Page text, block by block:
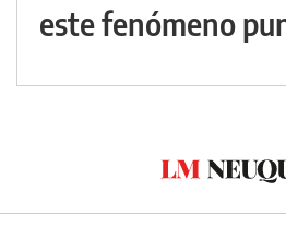
este fenómeno